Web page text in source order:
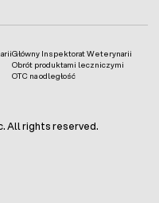
Główny Inspektorat Weterynarii
Obrót produktami leczniczymi
OTC na odległość
All rights reserved.